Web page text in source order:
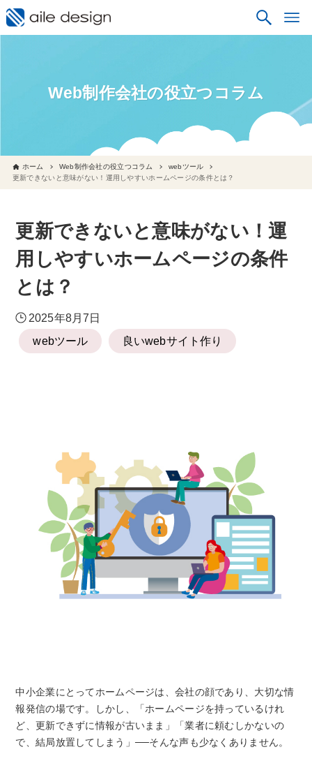
Web制作会社の役立つコラム
ホーム Web制作会社の役立つコラム
webツール
更新できないと意味がない！運用しやすいホームページの条件とは？
更新できないと意味がない！運
用しやすいホームページの条件
とは？
2025年8月7日
webツール
良いwebサイト作り
中小企業にとってホームページは、会社の顔であり、大切な情
報発信の場です。しかし、「ホームページを持っているけれ
ど、更新できずに情報が古いまま」「業者に頼むしかないの
で、結局放置してしまう」──そんな声も少なくありません。